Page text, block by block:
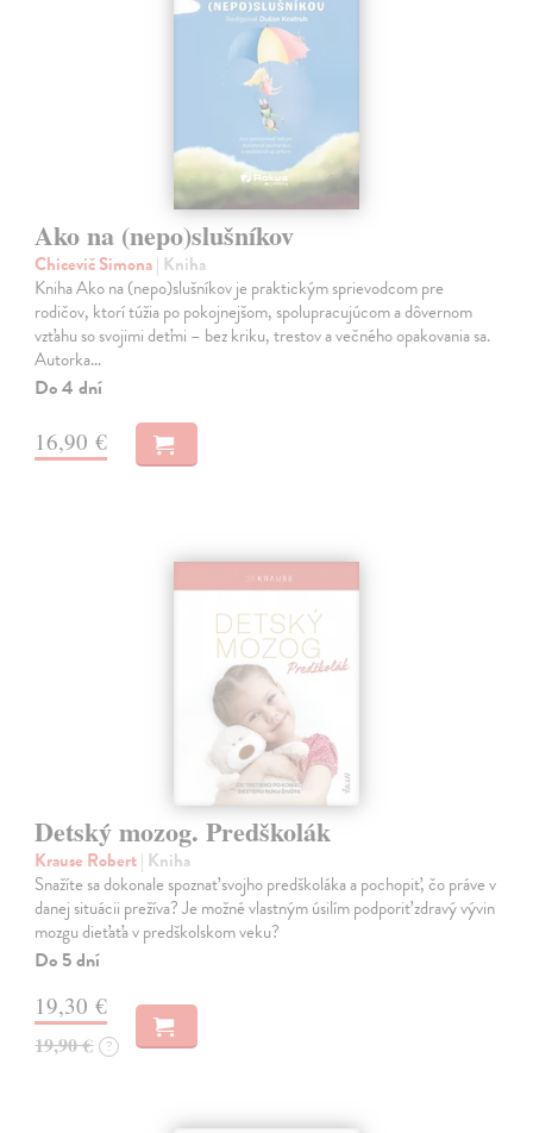
Ako na (nepo)slušníkov
Chicevič Simona| Kniha
Kniha Ako na (nepo)slušníkov je praktickým sprievodcom pre
rodičov, ktorí túžia po pokojnejšom, spolupracujúcom a dôvernom
vzťahu so svojimi deťmi – bez kriku, trestov a večného opakovania sa.
Autorka…
Do 4 dní
16,90 €
Detský mozog. Predškolák
Krause Robert| Kniha
Snažíte sa dokonale spoznať svojho predškoláka a pochopiť, čo práve v
danej situácii prežíva? Je možné vlastným úsilím podporiť zdravý vývin
mozgu dieťaťa v predškolskom veku?
Do 5 dní
19,30 €
19,90 € ?